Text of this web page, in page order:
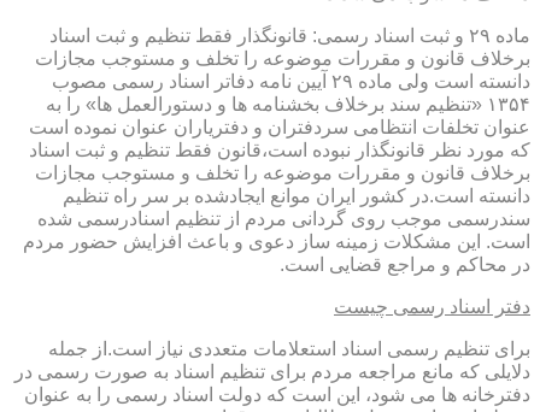
ماده ۲۹ و ثبت اسناد رسمی: قانونگذار فقط تنظیم و ثبت اسناد
برخلاف قانون و مقررات موضوعه را تخلف و مستوجب مجازات
دانسته است ولی ماده ۲۹ آیین نامه دفاتر اسناد رسمی مصوب
۱۳۵۴ «تنظیم سند برخلاف بخشنامه ها و دستورالعمل ها» را به
عنوان تخلفات انتظامی سردفتران و دفتریاران عنوان نموده است
که مورد نظر قانونگذار نبوده است،قانون فقط تنظیم و ثبت اسناد
برخلاف قانون و مقررات موضوعه را تخلف و مستوجب مجازات
دانسته است.در کشور ایران موانع ایجادشده بر سر راه تنظیم
سندرسمی موجب روی گردانی مردم از تنظیم اسنادرسمی شده
است. این مشکلات زمینه ساز دعوی و باعث افزایش حضور مردم
در محاکم و مراجع قضایی است.
دفتر اسناد رسمی چیست
برای تنظیم رسمی اسناد استعلامات متعددی نیاز است.از جمله
دلایلی که مانع مراجعه مردم برای تنظیم اسناد به صورت رسمی در
دفترخانه ها می شود، این است که دولت اسناد رسمی را به عنوان